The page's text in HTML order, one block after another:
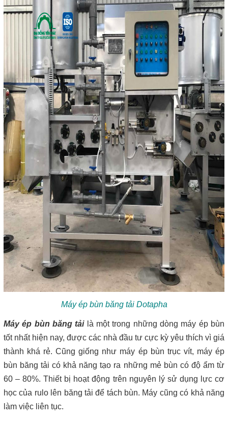
Máy ép bùn băng tải Dotapha
Máy ép bùn băng tảilà một trong những dòng máy ép bùn
tốt nhất hiện nay, được các nhà đầu tư cực kỳ yêu thích vì giá
thành khá rẻ. Cũng giống như máy ép bùn trục vít, máy ép
bùn băng tải có khả năng tạo ra những mẻ bùn có độ ẩm từ
60 – 80%. Thiết bị hoạt động trên nguyên lý sử dụng lực cơ
học của rulo lên băng tải để tách bùn. Máy cũng có khả năng
làm việc liên tục.